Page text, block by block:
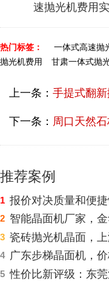
速抛光机费用
热门标签： 一体式高速抛
抛光机费用
甘肃一体式抛
上一条： 手提式翻新
下一条： 周口天然石
推荐案例
1
2
3
4
5